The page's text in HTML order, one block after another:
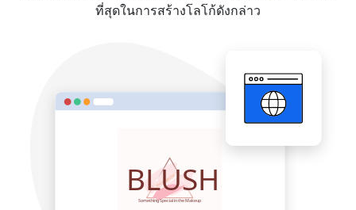
ที่สุดในการสร้างโลโก้ดังกล่าว